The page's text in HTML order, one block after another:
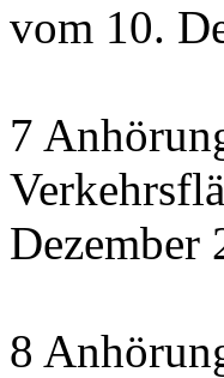
vom 10.
7
Dezember
8